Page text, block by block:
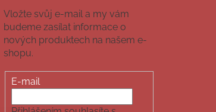
Vložte svůj e-mail a my vám
budeme zasílat informace o
nových produktech na našem e-
shopu.
E-mail